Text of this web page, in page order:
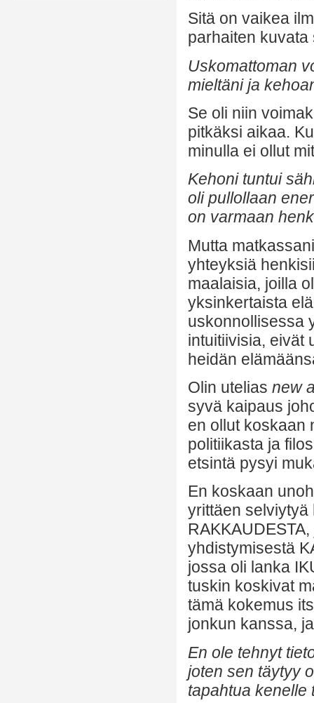
Sitä on vaikea
parhaiten kuvata
Uskomattoman
mieltäni ja
Se oli niin
pitkäksi aikaa.
minulla ei ollut
Kehoni tuntui
oli pullollaan
on varmaan
Mutta
yhteyksiä
maalaisia, joilla
yksinkertaista
uskonnollisessa
intuitiivisia, eivät
heidän
Olin utelias new
syvä kaipaus
en ollut koskaan
politiikasta ja
etsintä pysyi
En koskaan
yrittäen selviytyä
yhdistymisestä
jossa oli lanka
tuskin koskivat
tämä kokemus
jonkun kanssa,
En ole tehnyt
joten sen täytyy
tapahtua kenelle